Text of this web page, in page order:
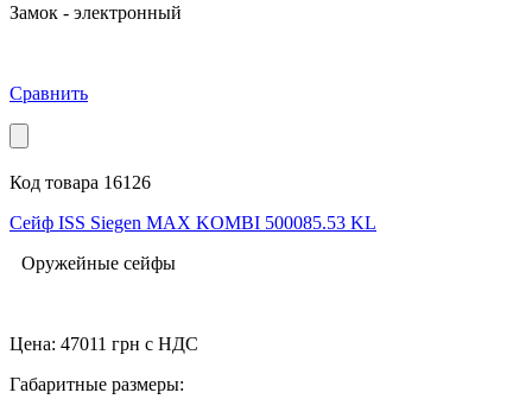
Замок - электронный
Сравнить
Код товара 16126
Сейф ISS Siegen MAX KOMBI 500085.53 KL
Оружейные сейфы
Цена: 47011 грн с НДС
Габаритные размеры: